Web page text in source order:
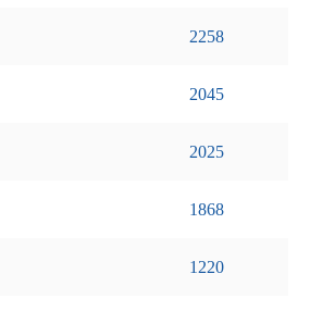
2258
2045
2025
1868
1220